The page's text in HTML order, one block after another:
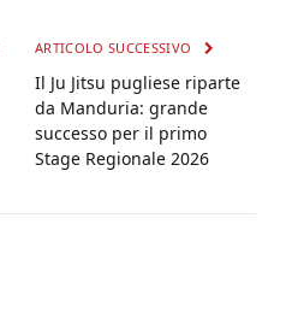
ARTICOLO SUCCESSIVO
Il Ju Jitsu pugliese riparte
da Manduria: grande
successo per il primo
Stage Regionale 2026